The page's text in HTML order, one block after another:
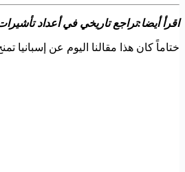
اقرأ أيضا:‫تراجع تاريخي في أعداد تأشيرات الطلاب وعقود العمل بكندا لعام 2026‬‬
ختاماً كان هذا مقالنا اليوم عن إسبانيا تمنح جنسيتها لـ 300 ألف مقيم أجنبي والمغاربة في صدارة المستفيدين إذا أعجبك المقال